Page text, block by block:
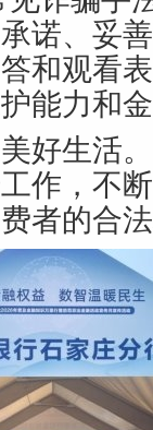
诺、妥
和观看
能力和
生活。
作，不
者的合